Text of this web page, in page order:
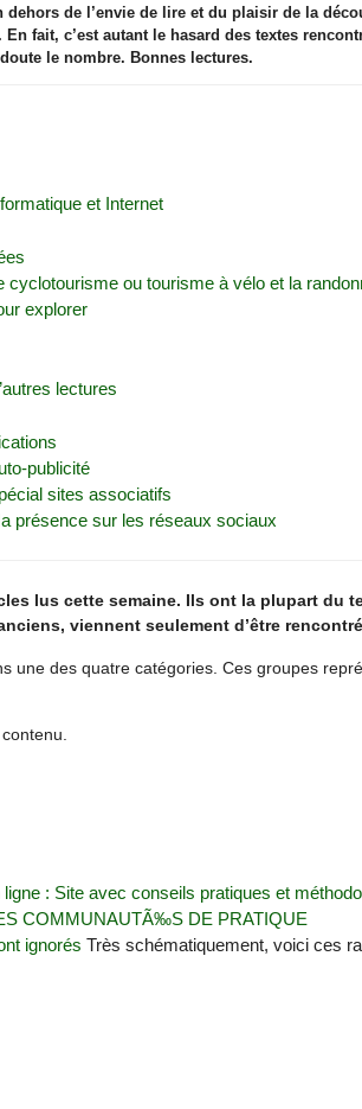
de l’envie de lire et du plaisir de la
fait, c’est autant le hasard des textes
le nombre. Bonnes lectures.
et Internet
cyclotourisme ou tourisme à vélo et la
explorer
lectures
publicité
sites associatifs
présence sur les réseaux sociaux
lus cette semaine. Ils ont la plupart du
viennent seulement d’être
une des quatre catégories. Ces groupes
: Site avec conseils pratiques et
COMMUNAUTÃ‰S DE PRATIQUE
ignorés Très schématiquement, voici ces